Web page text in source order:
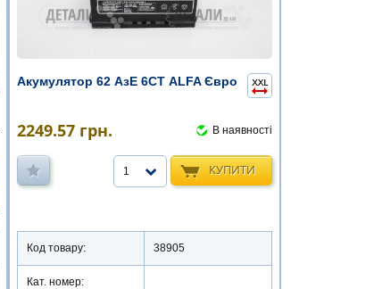
Акумулятор 62 АзЕ 6СТ ALFA Євро
2249.57 грн. В наявності
КУПИТИ
1
Код товару: 38905
Кат. номер: